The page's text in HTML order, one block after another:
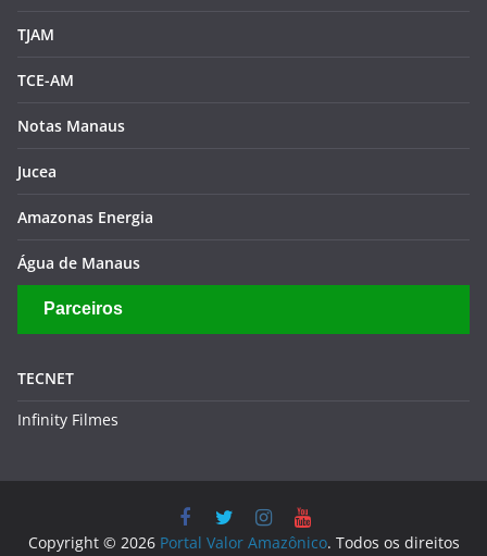
TJAM
TCE-AM
Notas Manaus
Jucea
Amazonas Energia
Água de Manaus
Parceiros
TECNET
Infinity Filmes
Copyright © 2026 Portal Valor Amazônico. Todos os direitos